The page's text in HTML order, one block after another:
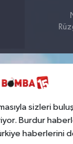
sizleri
Burdur
haberlerini